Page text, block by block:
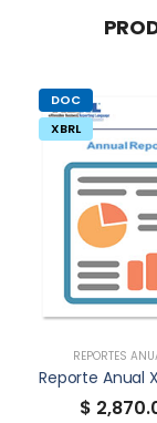
DOC
XBRL
REPORTES
$